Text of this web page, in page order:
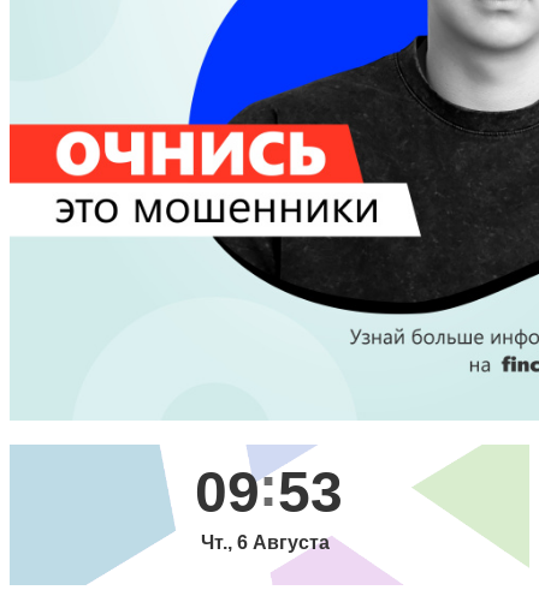
09 53
Чт., 6 Августа